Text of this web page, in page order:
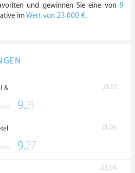
und gewinnen Sie eine von 9
imWert von 23.000 €.
&
21.07.
9.21
21.06.
9.27
23.04.